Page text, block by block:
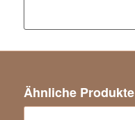
Ähnliche Produkte